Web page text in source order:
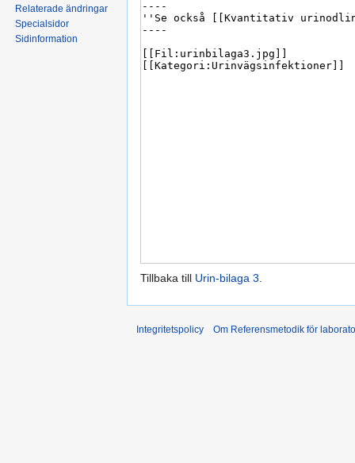
Tillbaka till Urin-bilaga 3.
Relaterade ändringar
Specialsidor
Sidinformation
Integritetspolicy Om Referensmetodik för